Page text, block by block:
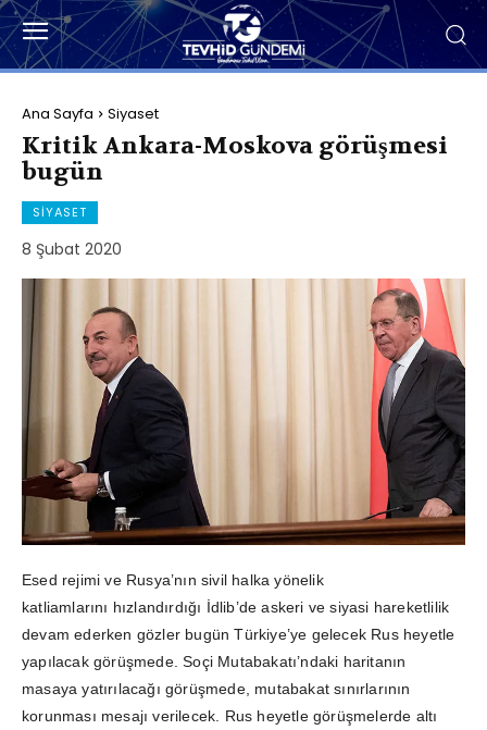
Ana Sayfa Siyaset
Kritik Ankara-Moskova görüşmesi
bugün
SIYASET
8 Şubat 2020
Esed rejimi ve Rusya’nın sivil halka yönelik
katliamlarını hızlandırdığı İdlib’de askeri ve siyasi hareketlilik
devam ederken gözler bugün Türkiye’ye gelecek Rus heyetle
yapılacak görüşmede. Soçi Mutabakatı’ndaki haritanın
masaya yatırılacağı görüşmede, mutabakat sınırlarının
korunması mesajı verilecek. Rus heyetle görüşmelerde altı